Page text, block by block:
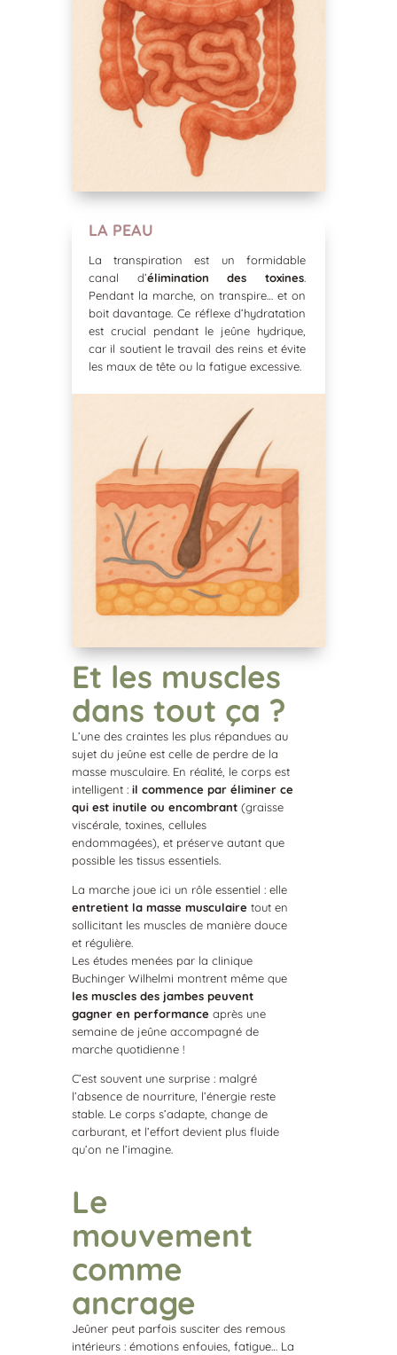
LA PEAU
La transpiration est un formidable
canal d’élimination des toxines.
Pendant la marche, on transpire… et on
boit davantage. Ce réflexe d’hydratation
est crucial pendant le jeûne hydrique,
car il soutient le travail des reins et évite
les maux de tête ou la fatigue excessive.
Et les muscles
dans tout ça ?
L’une des craintes les plus répandues au
sujet du jeûne est celle de perdre de la
masse musculaire. En réalité, le corps est
intelligent : il commence par éliminer ce
qui est inutile ou encombrant(graisse
viscérale, toxines, cellules
endommagées), et préserve autant que
possible les tissus essentiels.
La marche joue ici un rôle essentiel : elle
entretient la masse musculaire tout en
sollicitant les muscles de manière douce
et régulière.
Les études menées par la clinique
Buchinger Wilhelmi montrent même que
les muscles des jambes peuvent
gagner en performance après une
semaine de jeûne accompagné de
marche quotidienne !
C’est souvent une surprise : malgré
l’absence de nourriture, l’énergie reste
stable. Le corps s’adapte, change de
carburant, et l’effort devient plus fluide
qu’on ne l’imagine.
Le
mouvement
comme
ancrage
Jeûner peut parfois susciter des remous
intérieurs : émotions enfouies, fatigue… La